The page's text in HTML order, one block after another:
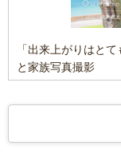
「出来上がりはと
と家族写真撮影